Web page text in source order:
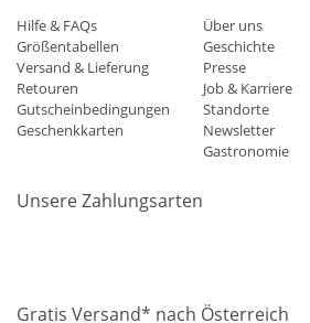
Hilfe & FAQs
Größentabellen
Versand & Lieferung
Retouren
Gutscheinbedingungen
Geschenkkarten
Über uns
Geschichte
Presse
Job & Karriere
Standorte
Newsletter
Gastronomie
Unsere Zahlungsarten
Gratis Versand* nach Österreich